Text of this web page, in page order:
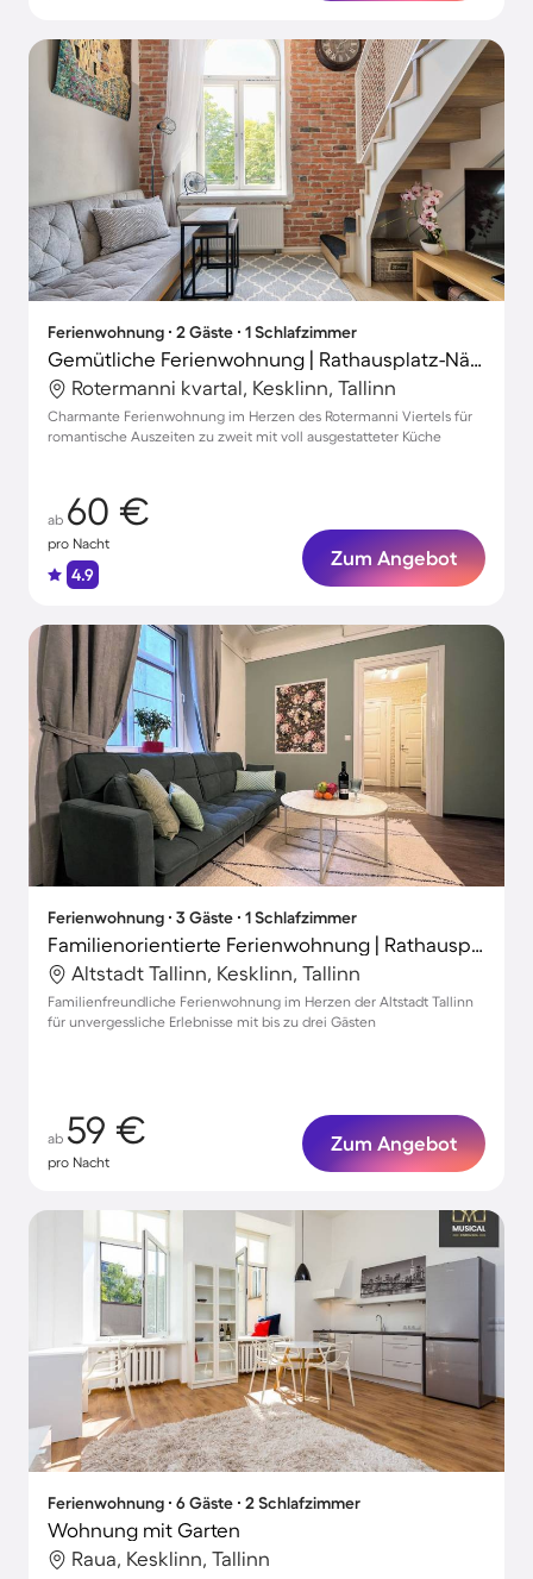
Ferienwohnung ∙ 2 Gäste ∙ 1 Schlafzimmer
Gemütliche Ferienwohnung | Rathausplatz-Nähe | Stadtblick
Rotermanni kvartal, Kesklinn, Tallinn
Charmante Ferienwohnung im Herzen des Rotermanni Viertels für
romantische Auszeiten zu zweit mit voll ausgestatteter Küche
ab 60 €
pro Nacht
4.9
Zum Angebot
Ferienwohnung ∙ 3 Gäste ∙ 1 Schlafzimmer
Familienorientierte Ferienwohnung | Rathausplatz in der Nähe
Altstadt Tallinn, Kesklinn, Tallinn
Familienfreundliche Ferienwohnung im Herzen der Altstadt Tallinn
für unvergessliche Erlebnisse mit bis zu drei Gästen
ab 59 €
pro Nacht
Zum Angebot
Ferienwohnung ∙ 6 Gäste ∙ 2 Schlafzimmer
Wohnung mit Garten
Raua, Kesklinn, Tallinn